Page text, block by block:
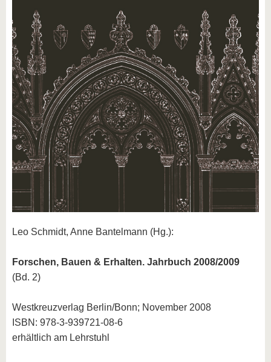
Leo Schmidt, Anne Bantelmann (Hg.):
Forschen, Bauen & Erhalten. Jahrbuch 2008/2009
(Bd. 2)
Westkreuzverlag Berlin/Bonn; November 2008
ISBN: 978-3-939721-08-6
erhältlich am Lehrstuhl